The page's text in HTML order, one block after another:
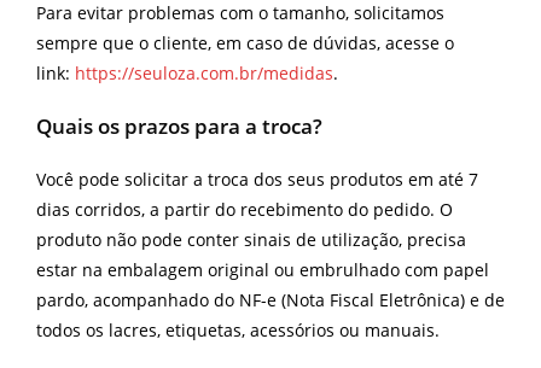
Para evitar problemas com o tamanho, solicitamos
sempre que o cliente, em caso de dúvidas, acesse o
link: https://seuloza.com.br/medidas.
Quais os prazos para a troca?
Você pode solicitar a troca dos seus produtos em até 7
dias corridos, a partir do recebimento do pedido. O
produto não pode conter sinais de utilização, precisa
estar na embalagem original ou embrulhado com papel
pardo, acompanhado do NF-e (Nota Fiscal Eletrônica) e de
todos os lacres, etiquetas, acessórios ou manuais.